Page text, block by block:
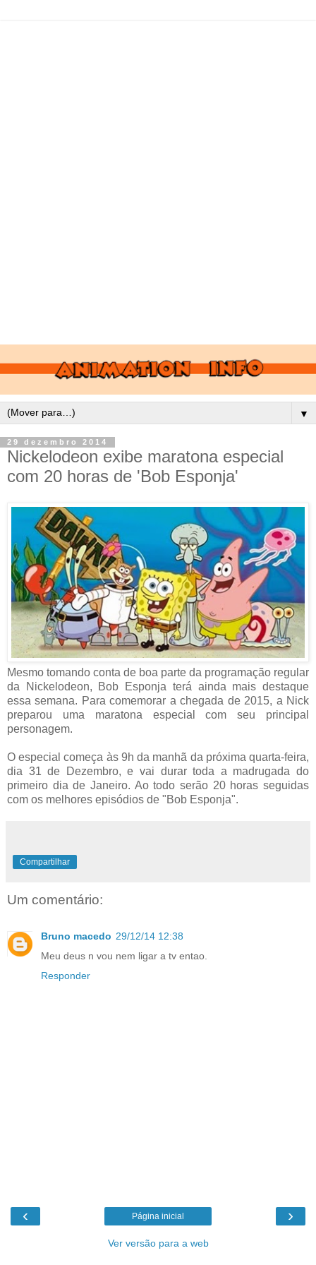
▼
29 dezembro 2014
Nickelodeon exibe maratona especial
com 20 horas de 'Bob Esponja'
Mesmo tomando conta de boa parte da programação regular
da Nickelodeon, Bob Esponja terá ainda mais destaque
essa semana. Para comemorar a chegada de 2015, a Nick
preparou uma maratona especial com seu principal
personagem.
O especial começa às 9h da manhã da próxima quarta-feira,
dia 31 de Dezembro, e vai durar toda a madrugada do
primeiro dia de Janeiro. Ao todo serão 20 horas seguidas
com os melhores episódios de "Bob Esponja".
Compartilhar
Um comentário:
Bruno macedo 29/12/14 12:38
Meu deus n vou nem ligar a tv entao.
Responder
‹ ›
Página inicial
Ver versão para a web